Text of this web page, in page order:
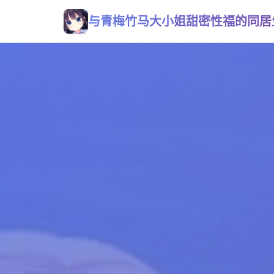
与青梅竹马大小姐甜密性福的同